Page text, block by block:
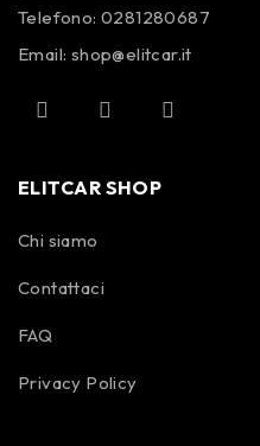
Telefono:0281280687
Email: shop@elitcar.it
ELITCAR SHOP
Chi siamo
Contattaci
FAQ
Privacy Policy